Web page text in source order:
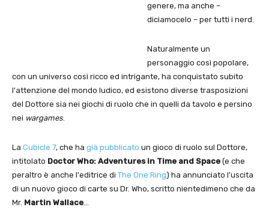
genere, ma anche –
diciamocelo – per tutti i nerd.
Naturalmente un
personaggio così popolare,
con un universo così ricco ed intrigante, ha conquistato subito
l'attenzione del mondo ludico, ed esistono diverse trasposizioni
del Dottore sia nei giochi di ruolo che in quelli da tavolo e persino
nei wargames
La Cubicle 7, che ha già pubblicato un gioco di ruolo sul Dottore,
intitolato Doctor Who: Adventures in Time and Space (e che
peraltro è anche l'editrice di The One Ring) ha annunciato l'uscita
di un nuovo gioco di carte su Dr. Who, scritto nientedimeno che da
Mr. Martin Wallace